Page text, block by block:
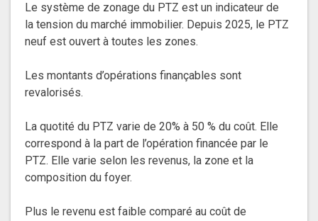
Le système de zonage du PTZ est un indicateur de
la tension du marché immobilier. Depuis 2025, le PTZ
neuf est ouvert à toutes les zones.
Les montants d’opérations finançables sont
revalorisés.
La quotité du PTZ varie de 20% à 50 % du coût. Elle
correspond à la part de l’opération financée par le
PTZ. Elle varie selon les revenus, la zone et la
composition du foyer.
Plus le revenu est faible comparé au coût de